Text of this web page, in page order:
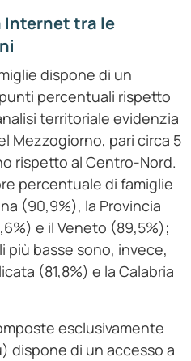
Internet tra le
dispone di un
percentuali rispetto
territoriale evidenzia
Mezzogiorno, pari circa 5
rispetto al Centro-Nord.
percentuale di famiglie
(90,9%), la Provincia
e il Veneto (89,5%);
basse sono, invece,
(81,8%) e la Calabria
esclusivamente
dispone di un accesso a